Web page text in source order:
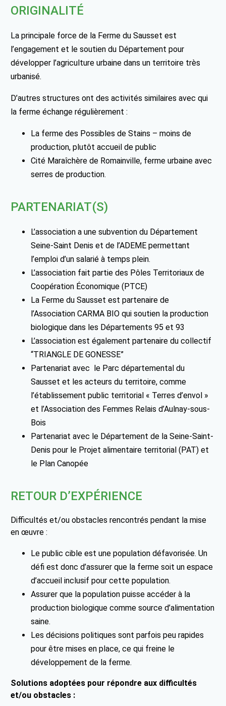
ORIGINALITÉ
La principale force de la Ferme du Sausset est
l’engagement et le soutien du Département pour
développer l’agriculture urbaine dans un territoire très
urbanisé.
D’autres structures ont des activités similaires avec qui
la ferme échange régulièrement :
La ferme des Possibles de Stains – moins de
production, plutôt accueil de public
Cité Maraîchère de Romainville, ferme urbaine avec
serres de production.
PARTENARIAT(S)
L’association a une subvention du Département
Seine-Saint Denis et de l’ADEME permettant
l’emploi d’un salarié à temps plein.
L’association fait partie des Pôles Territoriaux de
Coopération Économique (PTCE)
La Ferme du Sausset est partenaire de
l’Association CARMA BIO qui soutien la production
biologique dans les Départements 95 et 93
L’association est également partenaire du collectif
“TRIANGLE DE GONESSE”
Partenariat avec le Parc départemental du
Sausset et les acteurs du territoire, comme
l’établissement public territorial « Terres d’envol »
et l’Association des Femmes Relais d’Aulnay-sous-
Bois
Partenariat avec le Département de la Seine-Saint-
Denis pour le Projet alimentaire territorial (PAT) et
le Plan Canopée
RETOUR D’EXPÉRIENCE
Difficultés et/ou obstacles rencontrés pendant la mise
en œuvre :
Le public cible est une population défavorisée. Un
défi est donc d’assurer que la ferme soit un espace
d’accueil inclusif pour cette population.
Assurer que la population puisse accéder à la
production biologique comme source d’alimentation
saine.
Les décisions politiques sont parfois peu rapides
pour être mises en place, ce qui freine le
développement de la ferme.
Solutions adoptées pour répondre aux difficultés
et/ou obstacles :